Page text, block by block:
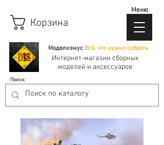
Моделизмус Всё, что нужно собрать
Корзина
Интернет-магазин сборных
моделей и аксессуаров
Поиск:
Меню